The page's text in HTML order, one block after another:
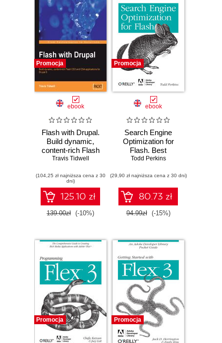
Promocja
ebook
Flash with Drupal.
Build dynamic,
content-rich Flash
CS3 and CS4
Drupal 6
Travis Tidwell
(104,25 zł najniższa cena z 30
dni)
125.10 zł
139.00zł (-10%)
Promocja
ebook
Search Engine
Optimization for
Flash. Best
practices for using
Todd Perkins
(29,90 zł najniższa cena z 30 dni)
80.73 zł
94.99zł (-15%)
Promocja Promocja